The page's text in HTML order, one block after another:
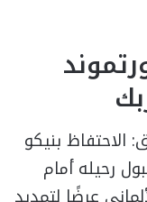
الاحتفاظ بنيكو
رحيله أمام